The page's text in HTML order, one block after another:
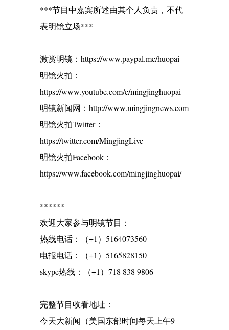
***节目中嘉宾所述由其个人负责，不代
表明镜立场***
激赏明镜：https://www.paypal.me/huopai
明镜火拍：
https://www.youtube.com/c/mingjinghuopai
明镜新闻网：http://www.mingjingnews.com
明镜火拍Twitter：
https://twitter.com/MingjingLive
明镜火拍Facebook：
https://www.facebook.com/mingjinghuopai/
******
欢迎大家参与明镜节目：
热线电话：（+1）5164073560
电报电话：（+1）5165828150
skype热线：（+1）718 838 9806
完整节目收看地址：
今天大新闻（美国东部时间每天上午9